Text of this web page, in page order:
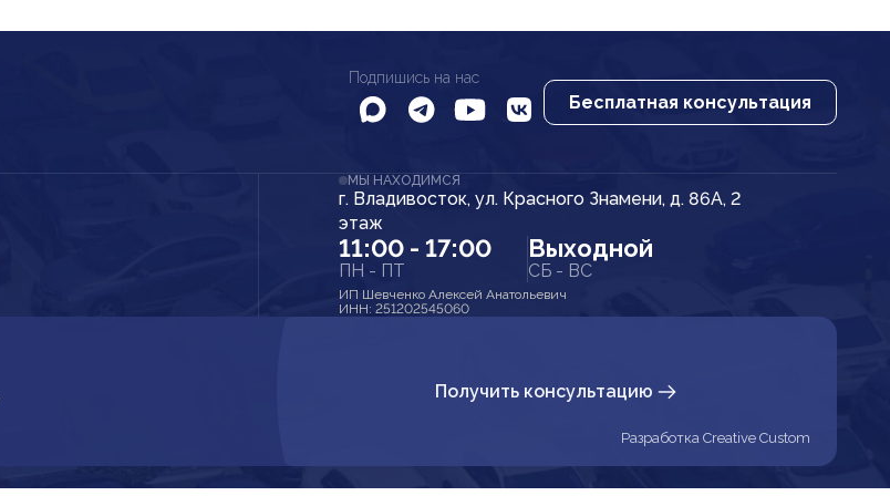
Подпишись на нас
Бесплатная консультация
МЫ НАХОДИМСЯ
г. Владивосток, ул. Красного Знамени, д. 86А, 2
этаж
11:00 - 17:00
ПН - ПТ
Выходной
СБ - ВС
ИП Шевченко Алексей Анатольевич
ИНН: 251202545060
Получить консультацию
Разработка Creative Custom